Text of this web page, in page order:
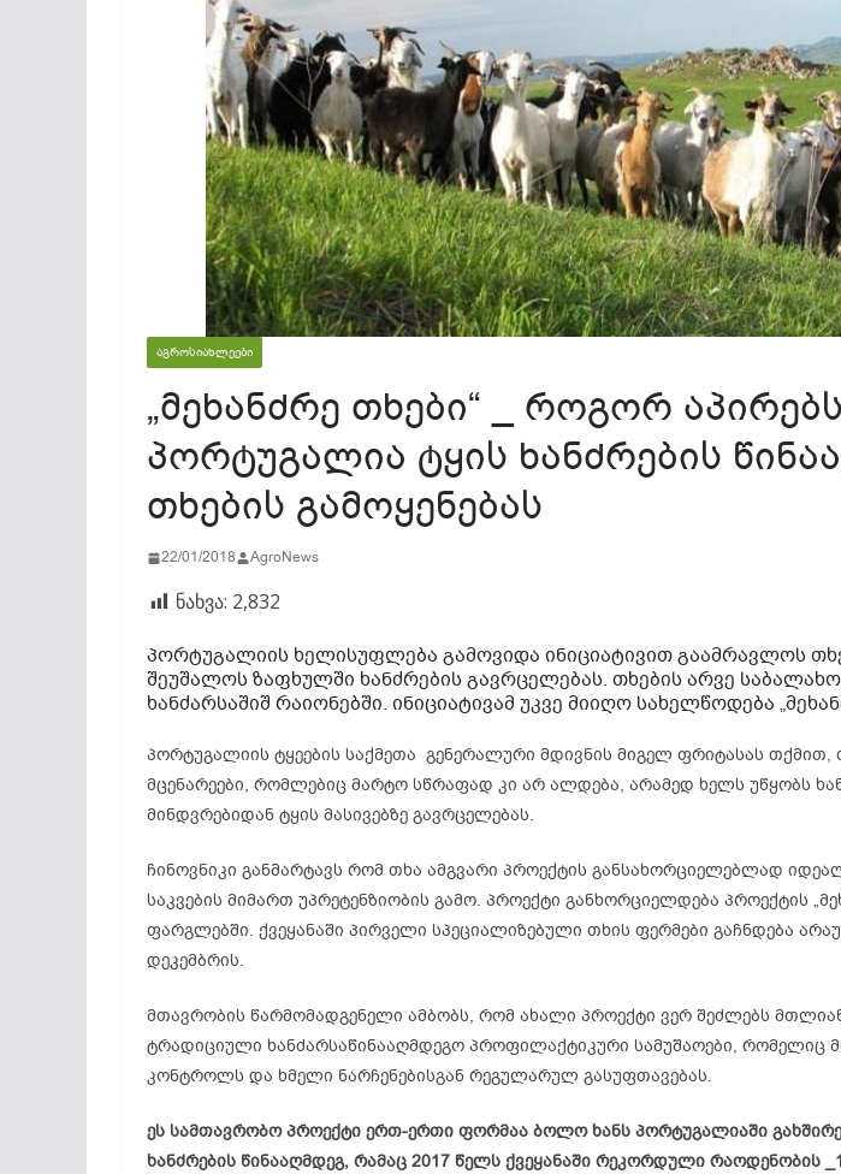
ᲐᲒᲠᲝᲡᲘᲐᲮᲚᲔᲔᲑᲘ
„მეხანძრე თხები“ _ როგორ აპირებს
პორტუგალია ტყის ხანძრების
თხების გამოყენებას
22/01/2018 AgroNews
ნახვა: 2,832
პორტუგალიის ხელისუფლება გამოვიდა ინიციატივით გაამრავლოს
შეუშალოს ზაფხულში ხანძრების გავრცელებას. თხებისარვე
ხანძარსაშიშ რაიონებში. ინიციატივამ უკვე მიიღო სახელწოდება
პორტუგალიის ტყეების საქმეთა გენერალური მდივნის მიგელ ფრიტასას თქმით,
მცენარეები, რომლებიც მარტო სწრაფად კი არ ალდება, არამედ ხელს უწყობს
მინდვრებიდან ტყის მასივებზე გავრცელებას.
ჩინოვნიკი განმარტავს რომ თხა ამგვარი პროექტის განსახორციელებლად
საკვების მიმართ უპრეტენზიობის გამო. პროექტი განხორციელდება პროექტის
ფარგლებში. ქვეყანაში პირველი სპეციალიზებული თხის ფერმები გაჩნდება
დეკემბრის.
მთავრობის წარმომადგენელი ამბობს, რომ ახალი პროექტი ვერ შეძლებს
ტრადიციული ხანძარსაწინააღმდეგო პროფილაქტიკური სამუშაოები, რომელიც
კონტროლს და ხმელი ნარჩენებისგან რეგულარულ გასუფთავებას.
ეს სამთავრობო პროექტი ერთ-ერთი ფორმაა ბოლო ხანს პორტუგალიაში
ხანძრების წინააღმდეგ, რამაც 2017 წელს ქვეყანაში რეკორდული რაოდენობის